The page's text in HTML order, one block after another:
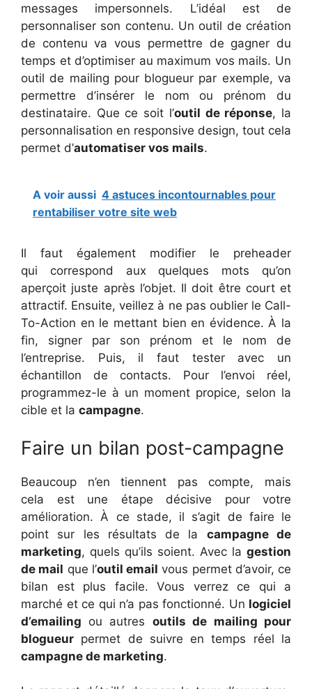
messages impersonnels. L’idéal est de
personnaliser son contenu. Un outil de création
de contenu va vous permettre de gagner du
temps et d’optimiser au maximum vos mails. Un
outil de mailing pour blogueur par exemple, va
permettre d’insérer le nom ou prénom du
destinataire. Que ce soit l’outil de réponse, la
personnalisation en responsive design, tout cela
permet d’automatiser vos mails.
A voir aussi 4 astuces incontournables pour
rentabiliser votre site web
Il faut également modifier le preheader
qui correspond aux quelques mots qu’on
aperçoit juste après l’objet. Il doit être court et
attractif. Ensuite, veillez à ne pas oublier le Call-
To-Action en le mettant bien en évidence. À la
fin, signer par son prénom et le nom de
l’entreprise. Puis, il faut tester avec un
échantillon de contacts. Pour l’envoi réel,
programmez-le à un moment propice, selon la
cible et la campagne.
Faire un bilan post-campagne
Beaucoup n’en tiennent pas compte, mais
cela est une étape décisive pour votre
amélioration. À ce stade, il s’agit de faire le
point sur les résultats de la campagne de
marketing, quels qu’ils soient. Avec la gestion
de mail que l’outil email vous permet d’avoir, ce
bilan est plus facile. Vous verrez ce qui a
marché et ce qui n’a pas fonctionné. Un logiciel
d’emailing ou autres outils de mailing pour
blogueur permet de suivre en temps réel la
campagne de marketing.